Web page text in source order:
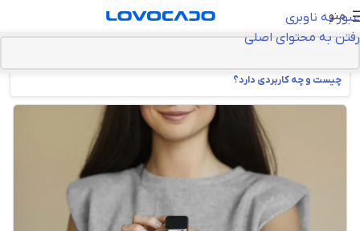
عبور به ناوبری
رفتن به محتوای اصلی
منو
چیست و چه کاربردی دارد؟